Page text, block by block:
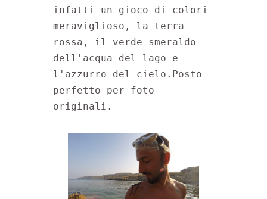
infatti un gioco di colori
meraviglioso, la terra
rossa, il verde smeraldo
dell'acqua del lago e
l'azzurro del cielo.Posto
perfetto per foto
originali.